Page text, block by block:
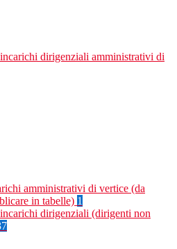
dirigenziali amministrativi di
amministrativi di vertice (da
in tabelle) 1
dirigenziali (dirigenti non